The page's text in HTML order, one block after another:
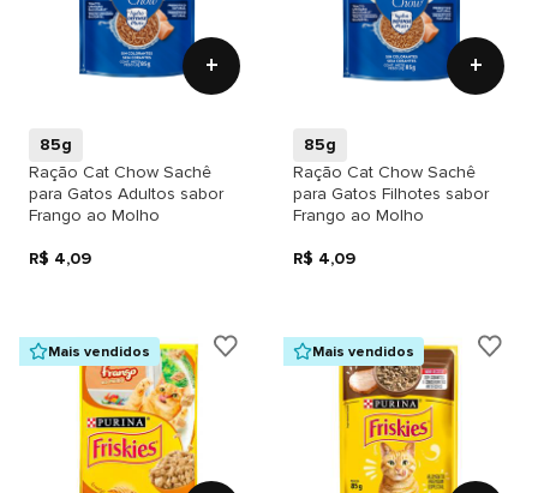
+
85g
Ração Cat Chow Sachê
para Gatos Adultos sabor
Frango ao Molho
R$ 4,09
+
85g
Ração Cat Chow Sachê
para Gatos Filhotes sabor
Frango ao Molho
R$ 4,09
Mais vendidos Mais vendidos